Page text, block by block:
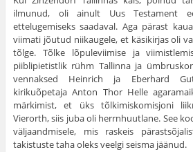
ilmunud, oli ainult Uus Testament
ettelugemiseks saadaval. Aga pärast
viimati jõutud niikaugele, et käsikirjas oli
tõlge. Tõlke lõpuleviimise ja
piiblipietistlik rühm Tallinna ja
vennaksed Heinrich ja Eberhard
kirikuõpetaja Anton Thor Helle
märkimist, et üks tõlkimiskomisjoni
Vierorth, siis juba oli herrnhuutlane. See
väljaand­misele, mis raskeis
takistuste taha oleks veelgi seisma jäänud.